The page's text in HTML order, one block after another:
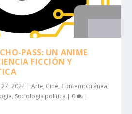
PASS: UN ANIME
FICCIÓN Y
27, 2022 |Arte, Cine, Contemporánea,
, Sociología política | 0 |